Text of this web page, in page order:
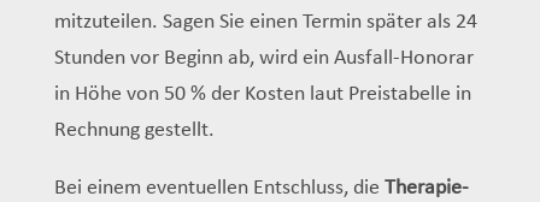
mitzuteilen. Sagen Sie einen Termin später als 24
Stunden vor Beginn ab, wird ein Ausfall-Honorar
in Höhe von 50 % der Kosten laut Preistabelle in
Rechnung gestellt.
Bei einem eventuellen Entschluss, die Therapie-